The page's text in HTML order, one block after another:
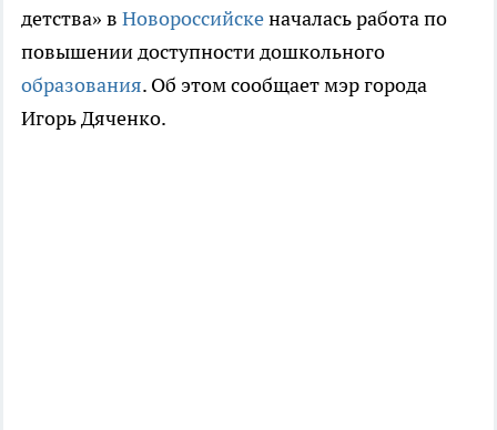
детства» в Новороссийскеначалась работа по
повышении доступности дошкольного
образования. Об этом сообщает мэр города
Игорь Дяченко.